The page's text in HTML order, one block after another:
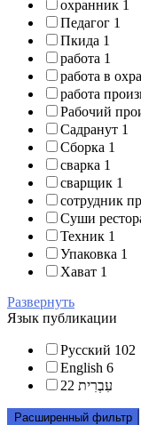
охранник 1
Педагог 1
Пкида 1
работа 1
работа в
работа
Рабочий
Садранут 1
Сборка 1
сварка 1
сварщик 1
сотрудник
Суши
Техник 1
Упаковка 1
Хават 1
Развернуть
Язык публикации
Русский 102
English 6
עִבְרִית 22
Расширенный фильтр